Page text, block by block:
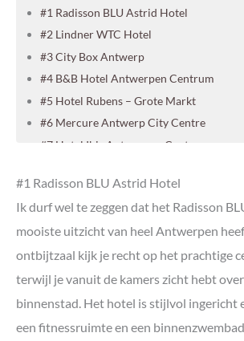
#1 Radisson BLU Astrid Hotel
#2 Lindner WTC Hotel
#3 City Box Antwerp
#4 B&B Hotel Antwerpen Centrum
#5 Hotel Rubens – Grote Markt
#6 Mercure Antwerp City Centre
#7 Hotel Ibis Antwerpen Centrum
#9 Hampton by Hilton
#10 A-STAY Antwerp
Meer zien en doen in Antwerpen
#1 Radisson BLU Astrid Hotel
Ik durf wel te zeggen dat het Radisson
mooiste uitzicht van heel Antwerpen
ontbijtzaal kijk je recht op het prachtige
terwijl je vanuit de kamers zicht hebt
binnenstad. Het hotel is stijlvol ingericht
een fitnessruimte en een